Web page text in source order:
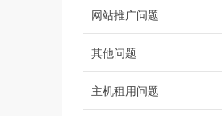
网站推广问题
其他问题
主机租用问题